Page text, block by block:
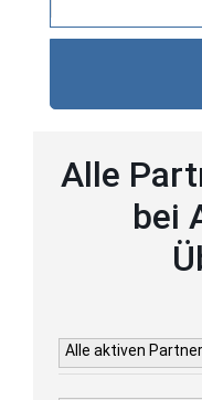
Alle
bei
Alle aktiven